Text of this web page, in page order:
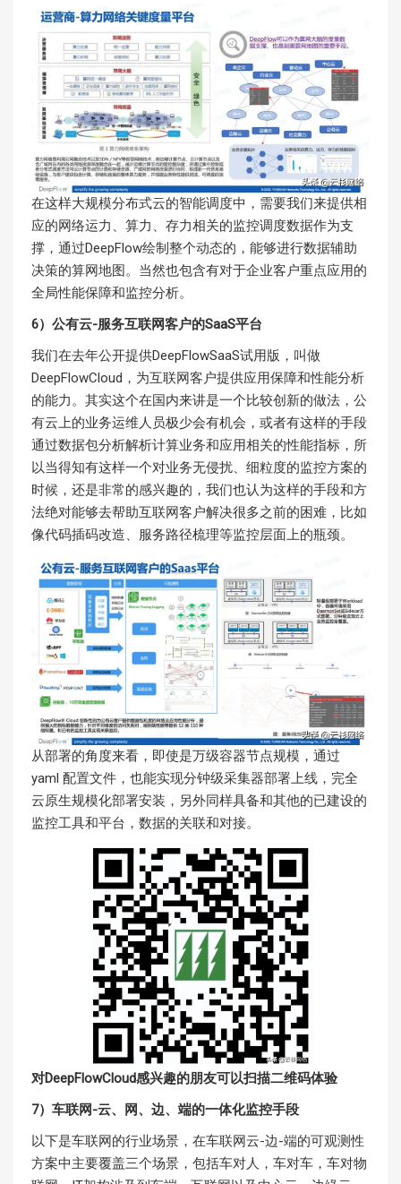
在这样大规模分布式云的智能调度中，需要我们来提供相
应的网络运力、算力、存力相关的监控调度数据作为支
撑，通过DeepFlow绘制整个动态的，能够进行数据辅助
决策的算网地图。当然也包含有对于企业客户重点应用的
全局性能保障和监控分析。
6）公有云-服务互联网客户的SaaS平台
我们在去年公开提供DeepFlowSaaS试用版，叫做
DeepFlowCloud，为互联网客户提供应用保障和性能分析
的能力。其实这个在国内来讲是一个比较创新的做法，公
有云上的业务运维人员极少会有机会，或者有这样的手段
通过数据包分析解析计算业务和应用相关的性能指标，所
以当得知有这样一个对业务无侵扰、细粒度的监控方案的
时候，还是非常的感兴趣的，我们也认为这样的手段和方
法绝对能够去帮助互联网客户解决很多之前的困难，比如
像代码插码改造、服务路径梳理等监控层面上的瓶颈。
从部署的角度来看，即使是万级容器节点规模，通过
yaml 配置文件，也能实现分钟级采集器部署上线，完全
云原生规模化部署安装，另外同样具备和其他的已建设的
监控工具和平台，数据的关联和对接。
对DeepFlowCloud感兴趣的朋友可以扫描二维码体验
7）车联网-云、网、边、端的一体化监控手段
以下是车联网的行业场景，在车联网云-边-端的可观测性
方案中主要覆盖三个场景，包括车对人，车对车，车对物